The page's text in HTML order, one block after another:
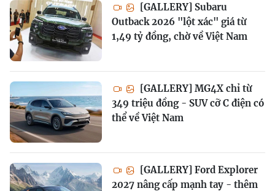
[GALLERY] Subaru
Outback 2026 "lột xác" giá từ
1,49 tỷ đồng, chờ về Việt Nam
[GALLERY] MG4X chỉ từ
349 triệu đồng - SUV cỡ C điện có
thể về Việt Nam
[GALLERY] Ford Explorer
2027 nâng cấp mạnh tay - thêm